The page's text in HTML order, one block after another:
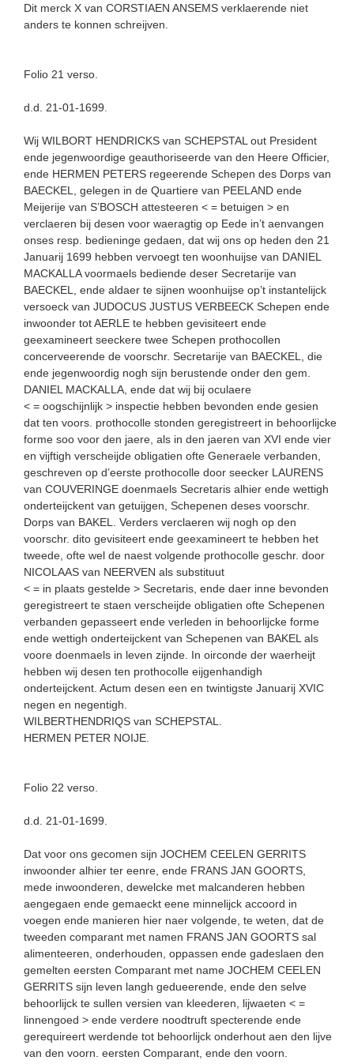
Dit merck X van CORSTIAEN ANSEMS verklaerende niet
anders te konnen schreijven.
Folio 21 verso.
d.d. 21-01-1699.
Wij WILBORT HENDRICKS van SCHEPSTAL out President
ende jegenwoordige geauthoriseerde van den Heere Officier,
ende HERMEN PETERS regeerende Schepen des Dorps van
BAECKEL, gelegen in de Quartiere van PEELAND ende
Meijerije van S’BOSCH attesteeren < = betuigen > en
verclaeren bij desen voor waeragtig op Eede in’t aenvangen
onses resp. bedieninge gedaen, dat wij ons op heden den 21
Januarij 1699 hebben vervoegt ten woonhuijse van DANIEL
MACKALLA voormaels bediende deser Secretarije van
BAECKEL, ende aldaer te sijnen woonhuijse op’t instantelijck
versoeck van JUDOCUS JUSTUS VERBEECK Schepen ende
inwoonder tot AERLE te hebben gevisiteert ende
geexamineert seeckere twee Schepen prothocollen
concerveerende de voorschr. Secretarije van BAECKEL, die
ende jegenwoordig nogh sijn berustende onder den gem.
DANIEL MACKALLA, ende dat wij bij oculaere
< = oogschijnlijk > inspectie hebben bevonden ende gesien
dat ten voors. prothocolle stonden geregistreert in behoorlijcke
forme soo voor den jaere, als in den jaeren van XVI ende vier
en vijftigh verscheijde obligatien ofte Generaele verbanden,
geschreven op d’eerste prothocolle door seecker LAURENS
van COUVERINGE doenmaels Secretaris alhier ende wettigh
onderteijckent van getuijgen, Schepenen deses voorschr.
Dorps van BAKEL. Verders verclaeren wij nogh op den
voorschr. dito gevisiteert ende geexamineert te hebben het
tweede, ofte wel de naest volgende prothocolle geschr. door
NICOLAAS van NEERVEN als substituut
< = in plaats gestelde > Secretaris, ende daer inne bevonden
geregistreert te staen verscheijde obligatien ofte Schepenen
verbanden gepasseert ende verleden in behoorlijcke forme
ende wettigh onderteijckent van Schepenen van BAKEL als
voore doenmaels in leven zijnde. In oirconde der waerheijt
hebben wij desen ten prothocolle eijgenhandigh
onderteijckent. Actum desen een en twintigste Januarij XVIC
negen en negentigh.
WILBERTHENDRIQS van SCHEPSTAL.
HERMEN PETER NOIJE.
Folio 22 verso.
d.d. 21-01-1699.
Dat voor ons gecomen sijn JOCHEM CEELEN GERRITS
inwoonder alhier ter eenre, ende FRANS JAN GOORTS,
mede inwoonderen, dewelcke met malcanderen hebben
aengegaen ende gemaeckt eene minnelijck accoord in
voegen ende manieren hier naer volgende, te weten, dat de
tweeden comparant met namen FRANS JAN GOORTS sal
alimenteeren, onderhouden, oppassen ende gadeslaen den
gemelten eersten Comparant met name JOCHEM CEELEN
GERRITS sijn leven langh gedueerende, ende den selve
behoorlijck te sullen versien van kleederen, lijwaeten < =
linnengoed > ende verdere noodtruft specterende ende
gerequireert werdende tot behoorlijck onderhout aen den lijve
van den voorn. eersten Comparant, ende den voorn.